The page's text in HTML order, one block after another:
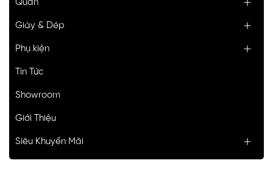
Quần
Giày & Dép
Phụ kiện
Tin Tức
Showroom
Giới Thiệu
Siêu Khuyến Mãi